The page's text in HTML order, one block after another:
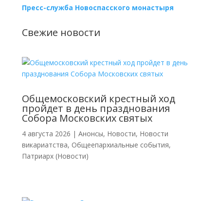
Пресс-служба Новоспасского монастыря
Свежие новости
Общемосковский крестный ход
пройдет в день празднования
Собора Московских святых
4 августа 2026 | Анонсы, Новости, Новости
викариатства, Общеепархиальные события,
Патриарх (Новости)